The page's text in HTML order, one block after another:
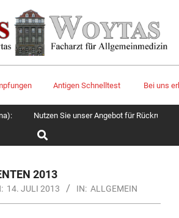
Antigen Schnelltest Bei uns
Nutzen Sie unser Angebot für Rückruf /
Search
2013
14. JULI 2013 IN: ALLGEMEIN